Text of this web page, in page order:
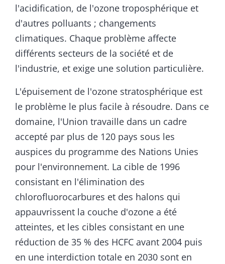
l'acidification, de l'ozone troposphérique et
d'autres polluants ; changements
climatiques. Chaque problème affecte
différents secteurs de la société et de
l'industrie, et exige une solution particulière.
L'épuisement de l'ozone stratosphérique est
le problème le plus facile à résoudre. Dans ce
domaine, l'Union travaille dans un cadre
accepté par plus de 120 pays sous les
auspices du programme des Nations Unies
pour l'environnement. La cible de 1996
consistant en l'élimination des
chlorofluorocarbures et des halons qui
appauvrissent la couche d'ozone a été
atteintes, et les cibles consistant en une
réduction de 35 % des HCFC avant 2004 puis
en une interdiction totale en 2030 sont en